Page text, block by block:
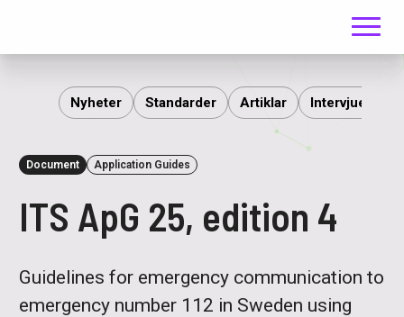
Nyheter Standarder Artiklar Intervjuer
Document Application Guides
ITS ApG 25, edition 4
Guidelines for emergency communication to
emergency number 112 in Sweden using